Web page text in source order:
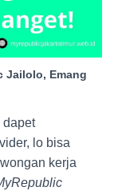
Jailolo, Emang
dapet
lo bisa
kerja